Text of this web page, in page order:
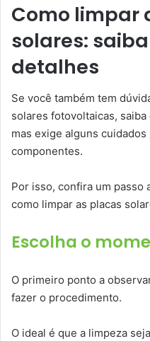
Como limpar
solares:
detalhes
Se você também tem
solares fotovoltaicas,
mas exige alguns
componentes.
Por isso, confira um passo
como limpar as placas
Escolha o
O primeiro ponto a
fazer o procedimento.
O ideal é que a limpeza